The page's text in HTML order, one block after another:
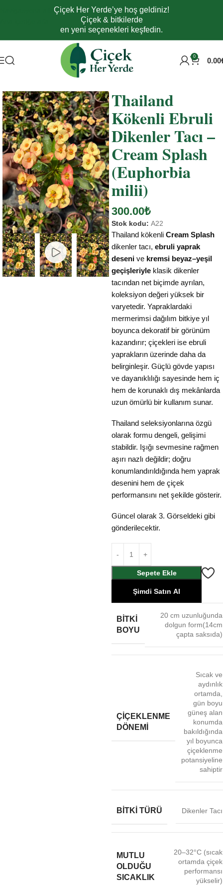
Navigasyona atlaÇiçek Her Yerde’ye hoş geldiniz!
Çiçek & bitkilerde
en yeni seçenekleri keşfedin.
0 0.00
Tüm Ürünler Yetiştirmesi Kolay
Thailand
Kökenli Ebruli
Dikenler Tacı –
Cream Splash
(Euphorbia
milii)
300.00₺
Stok kodu: A22
Thailand kökenli Cream Splash
dikenler tacı, ebruli yaprak
deseni ve kremsi beyaz–yeşil
geçişleriyle klasik dikenler
tacından net biçimde ayrılan,
koleksiyon değeri yüksek bir
varyetedir. Yapraklardaki
mermerimsi dağılım bitkiye yıl
boyunca dekoratif bir görünüm
kazandırır; çiçekleri ise ebruli
yaprakların üzerinde daha da
belirginleşir. Güçlü gövde yapısı
ve dayanıklılığı sayesinde hem iç
hem de korunaklı dış mekânlarda
uzun ömürlü bir kullanım sunar.
Thailand seleksiyonlarına özgü
olarak formu dengeli, gelişimi
stabildir. Işığı sevmesine rağmen
aşırı nazlı değildir; doğru
konumlandırıldığında hem yaprak
desenini hem de çiçek
performansını net şekilde gösterir.
Güncel olarak 3. Görseldeki gibi
gönderilecektir.
Sepete Ekle
Şimdi Satın Al
BITKI
BOYU
20 cm uzunluğunda
dolgun form(14cm
çapta saksıda)
ÇIÇEKLENME
DÖNEMI
Sıcak ve
aydınlık
ortamda,
gün boyu
güneş alan
konumda
bakıldığında
yıl boyunca
çiçeklenme
potansiyeline
sahiptir
BITKI TÜRÜ Dikenler Tacı
MUTLU
OLDUĞU
SICAKLIK
20–32°C (sıcak
ortamda çiçek
performansı
yükselir)